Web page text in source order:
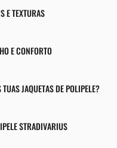
E TEXTURAS
E CONFORTO
JAQUETAS DE POLIPELE?
STRADIVARIUS